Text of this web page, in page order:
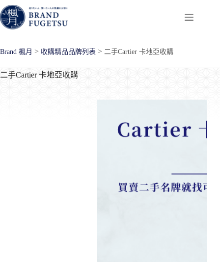
跳
至
主
內
Brand 楓月 > 收購精品品牌列表 > 二手Cartier 卡地亞收購
二手Cartier 卡地亞收購